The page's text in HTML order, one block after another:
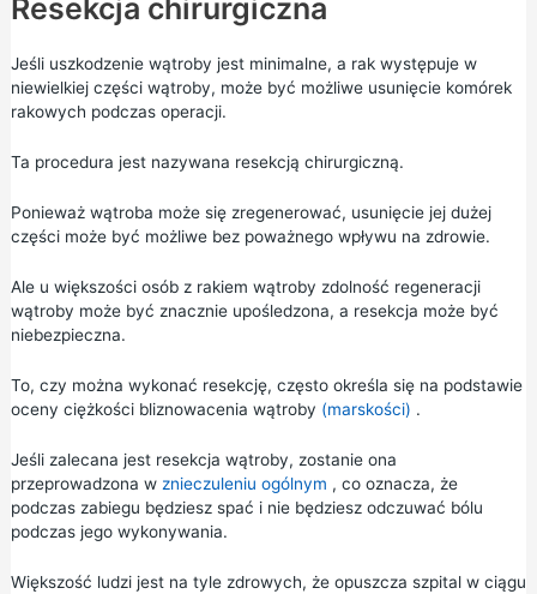
Resekcja chirurgiczna
Jeśli uszkodzenie wątroby jest minimalne, a rak występuje w
niewielkiej części wątroby, może być możliwe usunięcie komórek
rakowych podczas operacji.
Ta procedura jest nazywana resekcją chirurgiczną.
Ponieważ wątroba może się zregenerować, usunięcie jej dużej
części może być możliwe bez poważnego wpływu na zdrowie.
Ale u większości osób z rakiem wątroby zdolność regeneracji
wątroby może być znacznie upośledzona, a resekcja może być
niebezpieczna.
To, czy można wykonać resekcję, często określa się na podstawie
oceny ciężkości bliznowacenia wątroby (marskości) .
Jeśli zalecana jest resekcja wątroby, zostanie ona
przeprowadzona w znieczuleniu ogólnym , co oznacza, że
podczas zabiegu będziesz spać i nie będziesz odczuwać bólu
podczas jego wykonywania.
Większość ludzi jest na tyle zdrowych, że opuszcza szpital w ciągu